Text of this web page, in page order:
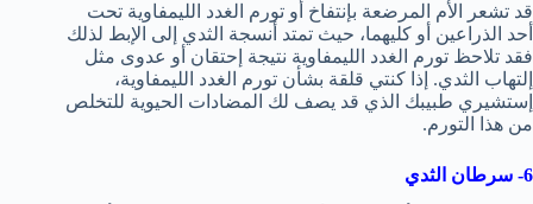
قد تشعر الأم المرضعة بإنتفاخ أو تورم الغدد الليمفاوية تحت
أحد الذراعين أو كليهما، حيث تمتد أنسجة الثدي إلى الإبط لذلك
فقد تلاحظ تورم الغدد الليمفاوية نتيجة إحتقان أو عدوى مثل
إلتهاب الثدي. إذا كنتي قلقة بشأن تورم الغدد الليمفاوية،
إستشيري طبيبك الذي قد يصف لك المضادات الحيوية للتخلص
من هذا التورم.
6- سرطان الثدي